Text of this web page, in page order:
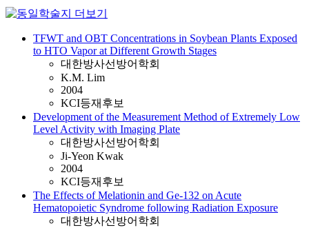
TFWT and OBT Concentrations in Soybean Plants Exposed
to HTO Vapor at Different Growth Stages
대한방사선방어학회
K.M. Lim
2004
KCI등재후보
Development of the Measurement Method of Extremely Low
Level Activity with Imaging Plate
대한방사선방어학회
Ji-Yeon Kwak
2004
KCI등재후보
The Effects of Melationin and Ge-132 on Acute
Hematopoietic Syndrome following Radiation Exposure
대한방사선방어학회